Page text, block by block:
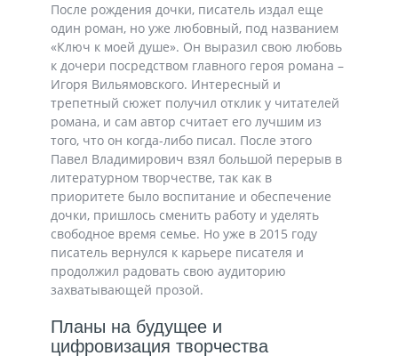
После рождения дочки, писатель издал еще
один роман, но уже любовный, под названием
«Ключ к моей душе». Он выразил свою любовь
к дочери посредством главного героя романа –
Игоря Вильямовского. Интересный и
трепетный сюжет получил отклик у читателей
романа, и сам автор считает его лучшим из
того, что он когда-либо писал. После этого
Павел Владимирович взял большой перерыв в
литературном творчестве, так как в
приоритете было воспитание и обеспечение
дочки, пришлось сменить работу и уделять
свободное время семье. Но уже в 2015 году
писатель вернулся к карьере писателя и
продолжил радовать свою аудиторию
захватывающей прозой.
Планы на будущее и
цифровизация творчества